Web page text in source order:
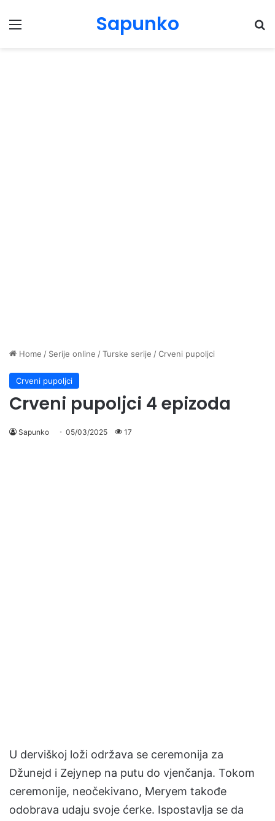
Menu Sapunko
Home / Serije online /Turske serije /Crveni pupoljci
Crveni pupoljci
Crveni pupoljci 4 epizoda
Sapunko 05/03/2025 17
U derviškoj loži održava se ceremonija za
Džunejd i Zejynep na putu do vjenčanja. Tokom
ceremonije, neočekivano, Meryem takođe
odobrava udaju svoje ćerke. Ispostavlja se da